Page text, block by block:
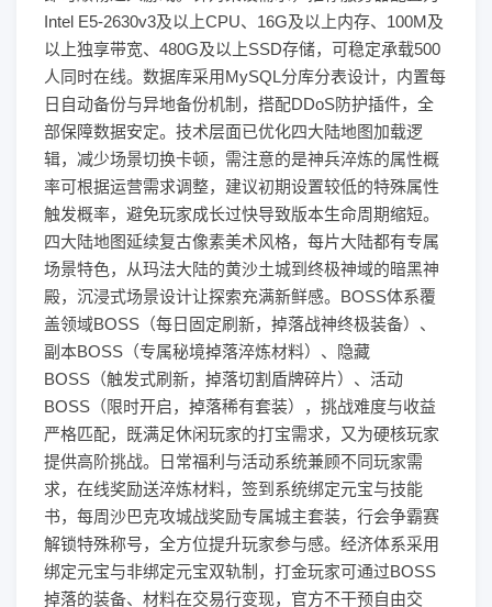
Intel E5-2630v3及以上CPU、16G及以上内存、100M及
以上独享带宽、480G及以上SSD存储，可稳定承载500
人同时在线。数据库采用MySQL分库分表设计，内置每
日自动备份与异地备份机制，搭配DDoS防护插件，全
部保障数据安定。技术层面已优化四大陆地图加载逻
辑，减少场景切换卡顿，需注意的是神兵淬炼的属性概
率可根据运营需求调整，建议初期设置较低的特殊属性
触发概率，避免玩家成长过快导致版本生命周期缩短。
四大陆地图延续复古像素美术风格，每片大陆都有专属
场景特色，从玛法大陆的黄沙土城到终极神域的暗黑神
殿，沉浸式场景设计让探索充满新鲜感。BOSS体系覆
盖领域BOSS（每日固定刷新，掉落战神终极装备）、
副本BOSS（专属秘境掉落淬炼材料）、隐藏
BOSS（触发式刷新，掉落切割盾牌碎片）、活动
BOSS（限时开启，掉落稀有套装），挑战难度与收益
严格匹配，既满足休闲玩家的打宝需求，又为硬核玩家
提供高阶挑战。日常福利与活动系统兼顾不同玩家需
求，在线奖励送淬炼材料，签到系统绑定元宝与技能
书，每周沙巴克攻城战奖励专属城主套装，行会争霸赛
解锁特殊称号，全方位提升玩家参与感。经济体系采用
绑定元宝与非绑定元宝双轨制，打金玩家可通过BOSS
掉落的装备、材料在交易行变现，官方不干预自由交